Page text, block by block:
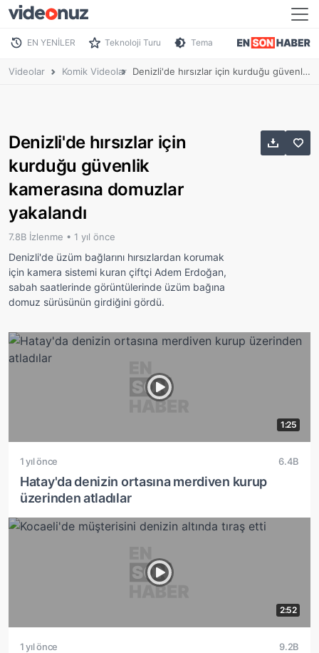
EN YENİLER Teknoloji Turu Tema
Videolar Komik Videolar Denizli'de hırsızlar için kurduğu güvenlik kamerasına domuzlar yakalandı
Denizli'de hırsızlar için
kurduğu güvenlik
kamerasına domuzlar
yakalandı
7.8B İzlenme • 1 yıl önce
Denizli'de üzüm bağlarını hırsızlardan korumak
için kamera sistemi kuran çiftçi Adem Erdoğan,
sabah saatlerinde görüntülerinde üzüm bağına
domuz sürüsünün girdiğini gördü.
1:25
1 yıl önce 6.4B
Hatay'da denizin ortasına merdiven kurup
üzerinden atladılar
2:52
1 yıl önce 9.2B